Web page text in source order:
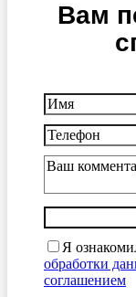
Вам
Я
обработки
соглашением